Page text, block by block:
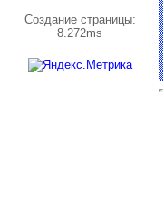
Cоздание страницы:
8.272ms